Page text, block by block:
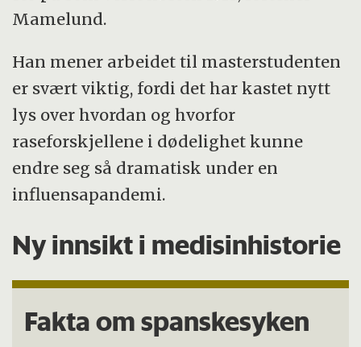
Mamelund.
Han mener arbeidet til masterstudenten
er svært viktig, fordi det har kastet nytt
lys over hvordan og hvorfor
raseforskjellene i dødelighet kunne
endre seg så dramatisk under en
influensapandemi.
Ny innsikt i medisinhistorie
Fakta om spanskesyken